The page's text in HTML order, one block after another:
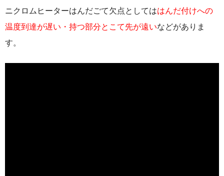
ニクロムヒーターはんだごて欠点としてははんだ付けへの
温度到達が遅い・持つ部分とこて先が遠いなどがありま
す。